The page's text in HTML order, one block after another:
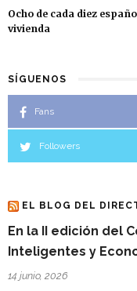
Ocho de cada diez
vivienda
SÍGUENOS
Fans
Followers
EL BLOG DEL
En la II edición del
Inteligentes y
14 junio, 2026